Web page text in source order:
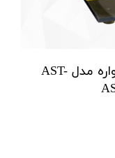
دستگاه قلاویز تیز کن نوک و دیواره مدل AST-